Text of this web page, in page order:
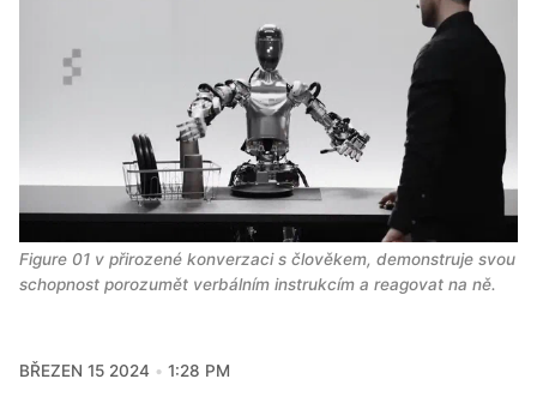
Figure 01 v přirozené konverzaci s člověkem, demonstruje svou
schopnost porozumět verbálním instrukcím a reagovat na ně.
BŘEZEN 15 2024
1:28 PM